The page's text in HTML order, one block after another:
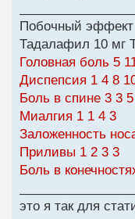
Побочный
Тадалафил 10 мг
Головная боль 5
Диспепсия 1 4 8
Боль в спине 3 3
Миалгия 1 1 4 3
Заложенность
Приливы 1 2 3 3
Боль в
это я так для